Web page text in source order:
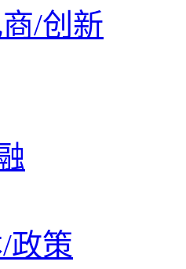
/创新
政策